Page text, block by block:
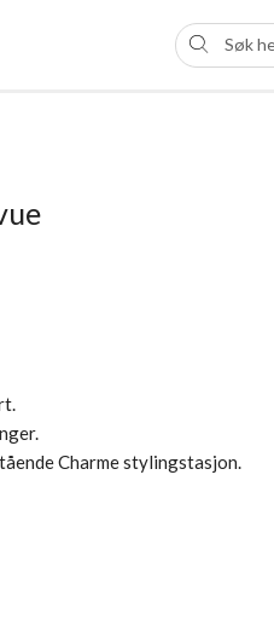
Charme stylingstasjon.